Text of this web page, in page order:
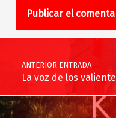
Navegación de entradas
ANTERIOR ENTRADA
La voz de los